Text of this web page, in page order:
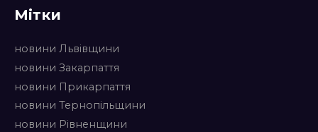
Мітки
новини Львівщини
новини Закарпаття
новини Прикарпаття
новини Тернопільщини
новини Рівненщини